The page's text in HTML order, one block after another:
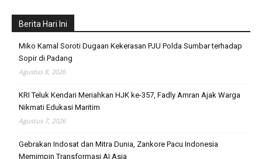
Berita Hari Ini
Miko Kamal Soroti Dugaan Kekerasan PJU Polda Sumbar terhadap
Sopir di Padang
Agustus 8, 2026
KRI Teluk Kendari Meriahkan HJK ke-357, Fadly Amran Ajak Warga
Nikmati Edukasi Maritim
Agustus 7, 2026
Gebrakan Indosat dan Mitra Dunia, Zankore Pacu Indonesia
Memimpin Transformasi AI Asia